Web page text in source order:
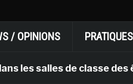
/ OPINIONS PRATIQUES
salles de classe des